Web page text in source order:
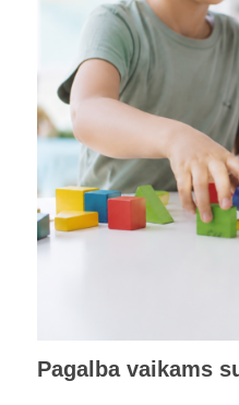
Pagalba vaikams